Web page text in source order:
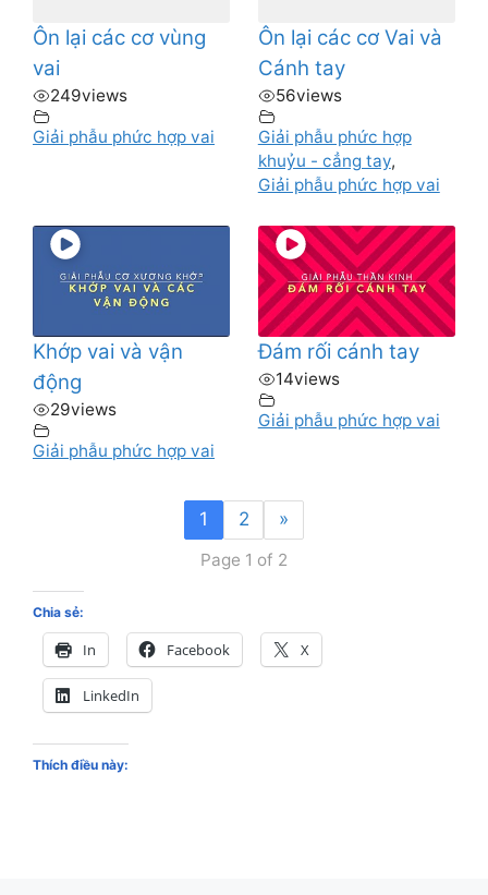
Ôn lại các cơ vùng
vai
249views
Giải phẫu phức hợp vai
Ôn lại các cơ Vai và
Cánh tay
56views
Giải phẫu phức hợp
khuỷu - cẳng tay,
Giải phẫu phức hợp vai
Khớp vai và vận
động
29views
Giải phẫu phức hợp vai
Đám rối cánh tay
14views
Giải phẫu phức hợp vai
1 2 »
Page 1 of 2
Chia sẻ:
In Facebook X
LinkedIn
Thích điều này: